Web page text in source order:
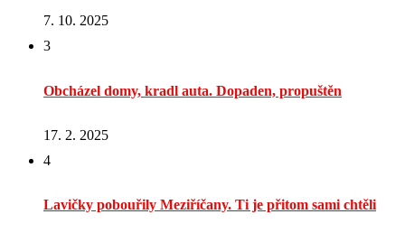
7. 10. 2025
3
Obcházel domy, kradl auta. Dopaden, propuštěn
17. 2. 2025
4
Lavičky pobouřily Meziříčany. Ti je přitom sami chtěli